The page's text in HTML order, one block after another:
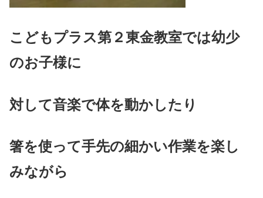
こどもプラス第２東金教室では幼少
のお子様に
対して音楽で体を動かしたり
箸を使って手先の細かい作業を楽し
みながら